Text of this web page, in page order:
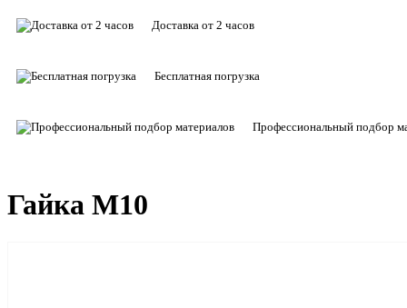
Доставка от 2 часов
Бесплатная погрузка
Профессиональный подбор
Гайка М10